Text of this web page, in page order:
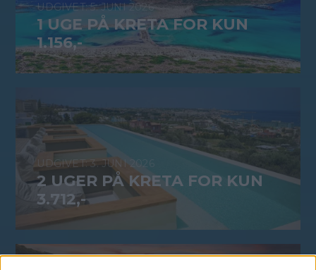
5. JUNI 2026
1 UGE PÅ KRETA FOR KUN
1.156,-
3. JUNI 2026
2 UGER PÅ KRETA FOR KUN
3.712,-